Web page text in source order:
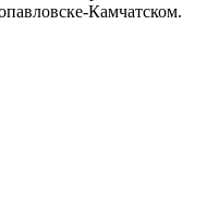
Камчатском.